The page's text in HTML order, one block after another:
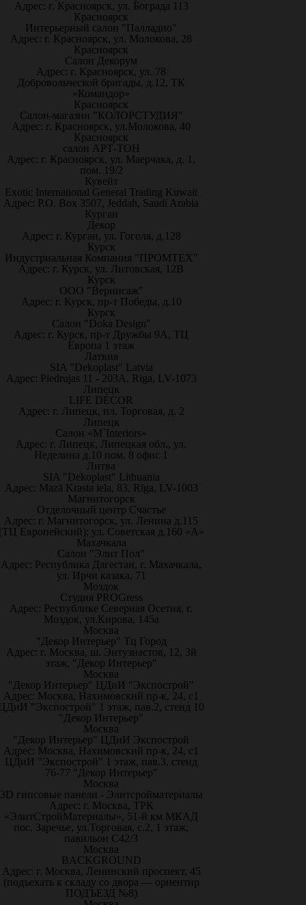
Адрес: г. Красноярск, ул. Бограда 113
Красноярск
Интерьерный салон "Палладио"
Адрес: г. Красноярск, ул. Молокова, 28
Красноярск
Салон Декорум
Адрес: г. Красноярск, ул. 78
Добровольческой бригады, д.12, ТК
«Командор»
Красноярск
Салон-магазин "КОЛОРСТУДИЯ"
Адрес: г. Красноярск, ул.Молокова, 40
Красноярск
салон АРТ-ТОН
Адрес: г. Красноярск, ул. Маерчака, д. 1,
пом. 19/2
Кувейт
Exotic International General Trading Kuwait
Адрес: P.O. Box 3507, Jeddah, Saudi Arabia
Курган
Декор
Адрес: г. Курган, ул. Гоголя, д.128
Курск
Индустриальная Компания "ПРОМТЕХ"
Адрес: г. Курск, ул. Литовская, 12В
Курск
ООО "Вернисаж"
Адрес: г. Курск, пр-т Победы, д.10
Курск
Салон "Doka Design"
Адрес: г. Курск, пр-т Дружбы 9А, ТЦ
Европа 1 этаж
Латвия
SIA "Dekoplast" Latvia
Адрес: Piedrujas 11 - 203A, Riga, LV-1073
Липецк
LIFE DÉCOR
Адрес: г. Липецк, пл. Торговая, д. 2
Липецк
Салон «M`Interiors»
Адрес: г. Липецк, Липецкая обл., ул.
Неделина д.10 пом. 8 офис 1
Литва
SIA "Dekoplast" Lithuania
Адрес: Mazā Krasta iela, 83, Rīga, LV-1003
Магнитогорск
Отделочный центр Счастье
Адрес: г. Магнитогорск, ул. Ленина д.115
Европейский); ул. Советская д.160 «А»
Махачкала
Салон "Элит Пол"
Адрес: Республика Дагестан, г. Махачкала,
ул. Ирчи казака, 71
Моздок
Студия PROGress
Адрес: Республике Северная Осетия, г.
Моздок, ул.Кирова, 145а
Москва
"Декор Интерьер" Тц Город
Адрес: г. Москва, ш. Энтузиастов, 12, 3й
этаж, "Декор Интерьер"
Москва
"Декор Интерьер" ЦДиИ "Экспострой"
Адрес: Москва, Нахимовский пр-к, 24, с1
"Экспострой" 1 этаж, пав.2, стенд 10
"Декор Интерьер"
Москва
"Декор Интерьер" ЦДиИ Экспострой
Адрес: Москва, Нахимовский пр-к, 24, с1
ЦДиИ "Экспострой" 1 этаж, пав.3, стенд
76-77 "Декор Интерьер"
Москва
3D гипсовые панели - Элитсройматериалы
Адрес: г. Москва, ТРК
«ЭлитСтройМатериалы», 51-й км МКАД
пос. Заречье, ул.Торговая, с.2, 1 этаж,
павильон С42/3
Москва
BACKGROUND
Адрес: г. Москва, Ленинский проспект, 45
(подъехать к складу со двора — ориентир
ПОДЪЕЗД №8)